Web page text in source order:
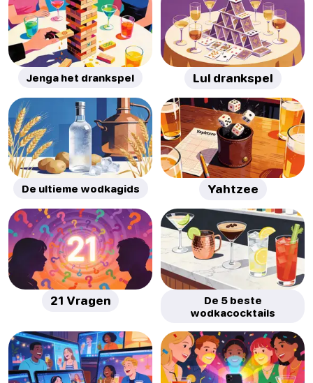
Jenga het drankspel Lul drankspel
De ultieme wodkagids Yahtzee
21 Vragen
De 5 beste
wodkacocktails